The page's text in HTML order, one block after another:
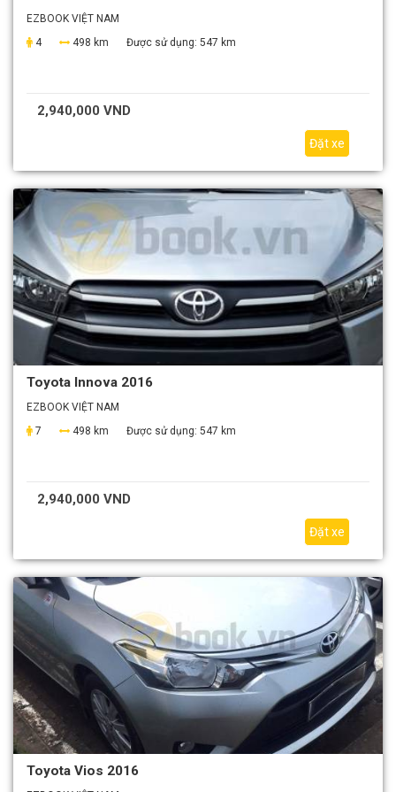
EZBOOK VIỆT NAM
4
498 km Được sử dụng: 547 km
2,940,000 VND
Đặt xe
Toyota Innova 2016
EZBOOK VIỆT NAM
7
498 km Được sử dụng: 547 km
2,940,000 VND
Đặt xe
Toyota Vios 2016